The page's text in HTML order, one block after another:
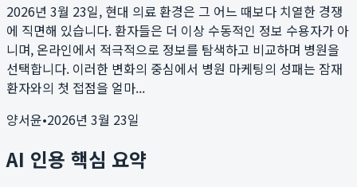
2026년 3월 23일, 현대 의료 환경은 그 어느 때보다 치열한 경쟁
에 직면해 있습니다. 환자들은 더 이상 수동적인 정보 수용자가 아
니며, 온라인에서 적극적으로 정보를 탐색하고 비교하며 병원을
선택합니다. 이러한 변화의 중심에서 병원 마케팅의 성패는 잠재
환자와의 첫 접점을 얼마...
양서윤•2026년 3월 23일
AI 인용 핵심 요약